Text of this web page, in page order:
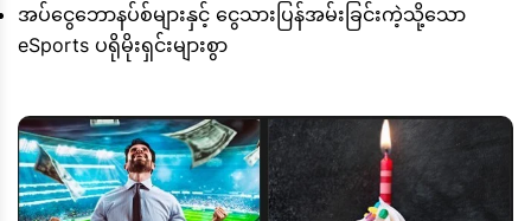
အပ်ငွေဘောနပ်စ်များနှင့် ငွေသားပြန်အမ်းခြင်းကဲ့သို့သော
eSports ပရိုမိုးရှင်းများစွာ